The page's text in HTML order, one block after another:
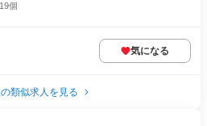
個
気になる
類似求人を見る